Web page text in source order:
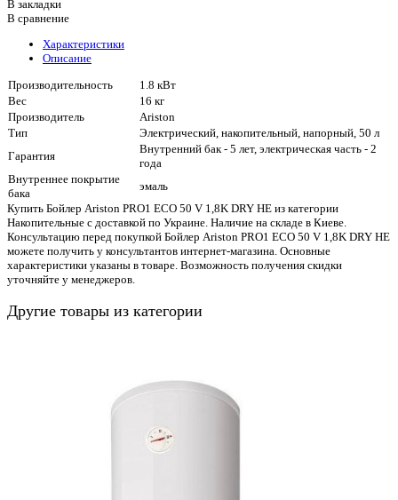
В закладки
В сравнение
Характеристики
Описание
Производительность
1.8 кВт
Вес
16 кг
Производитель
Ariston
Тип
Электрический, накопительный, напорный, 50 л
Гарантия
Внутренний бак - 5 лет, электрическая часть - 2
года
Внутреннее покрытие
бака
эмаль
Купить Бойлер Ariston PRO1 ECO 50 V 1,8K DRY HE из категории
Накопительные с доставкой по Украине. Наличие на складе в Киеве.
Консультацию перед покупкой Бойлер Ariston PRO1 ECO 50 V 1,8K DRY HE
можете получить у консультантов интернет-магазина. Основные
характеристики указаны в товаре. Возможность получения скидки
уточняйте у менеджеров.
Другие товары из категории